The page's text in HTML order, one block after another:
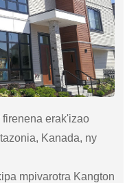
erak'izao
Kanada, ny
mpivarotra Kangton